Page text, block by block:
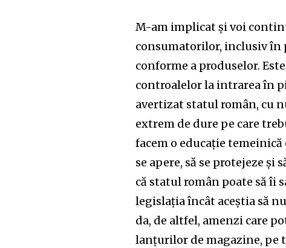
M-am implicat și voi
consumatorilor, inclusiv
conforme a produselor.
controalelor la intrarea în
avertizat statul român, cu
extrem de dure pe care
facem o educație
se apere, să se protejeze și
că statul român poate să îi
legislația încât aceștia să
da, de altfel, amenzi care
lanțurilor de magazine, pe